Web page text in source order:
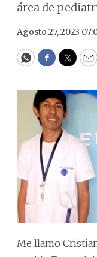
área de
Agosto 27, 2023
WhatsApp
Facebook
Me llamo